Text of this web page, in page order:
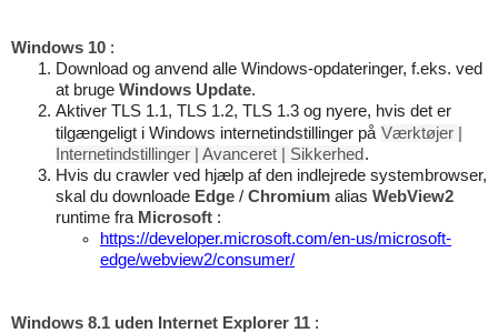
Windows 10 :
Download og anvend alle Windows-opdateringer, f.eks. ved
at bruge Windows Update.
Aktiver TLS 1.1, TLS 1.2, TLS 1.3 og nyere, hvis det er
tilgængeligt i Windows internetindstillinger på Værktøjer |
Internetindstillinger | Avanceret | Sikkerhed .
Hvis du crawler ved hjælp af den indlejrede systembrowser,
skal du downloade Edge / Chromium alias WebView2
runtime fra Microsoft :
https://developer.microsoft.com/en-us/microsoft-
edge/webview2/consumer/
Windows 8.1 uden Internet Explorer 11 :